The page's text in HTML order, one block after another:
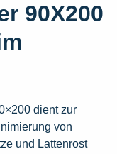
90X200
dient zur
von
und Lattenrost